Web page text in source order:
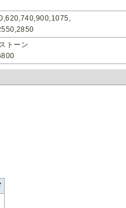
トーン